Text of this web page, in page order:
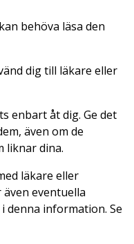
behöva läsa den
dig till läkare eller
enbart åt dig. Ge det
även om de
liknar dina.
läkare eller
eventuella
denna information. Se